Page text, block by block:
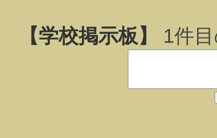
【学校掲示板】 1件